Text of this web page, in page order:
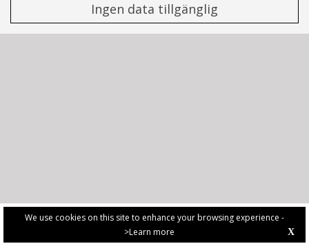
We use cookies on this site to enhance your browsing experience -
>Learn more
X
Ingen data tillgänglig